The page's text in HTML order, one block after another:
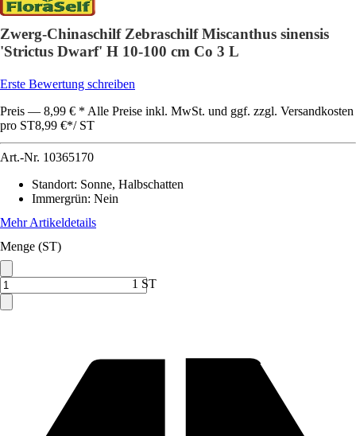
Zwerg-Chinaschilf Zebraschilf Miscanthus sinensis
'Strictus Dwarf' H 10-100 cm Co 3 L
Erste Bewertung schreiben
Preis — 8,99 € * Alle Preise inkl. MwSt. und ggf. zzgl. Versandkosten
pro ST8,99 €*/ ST
Art.-Nr. 10365170
Standort: Sonne, Halbschatten
Immergrün: Nein
Mehr Artikeldetails
Menge (ST)
1 ST